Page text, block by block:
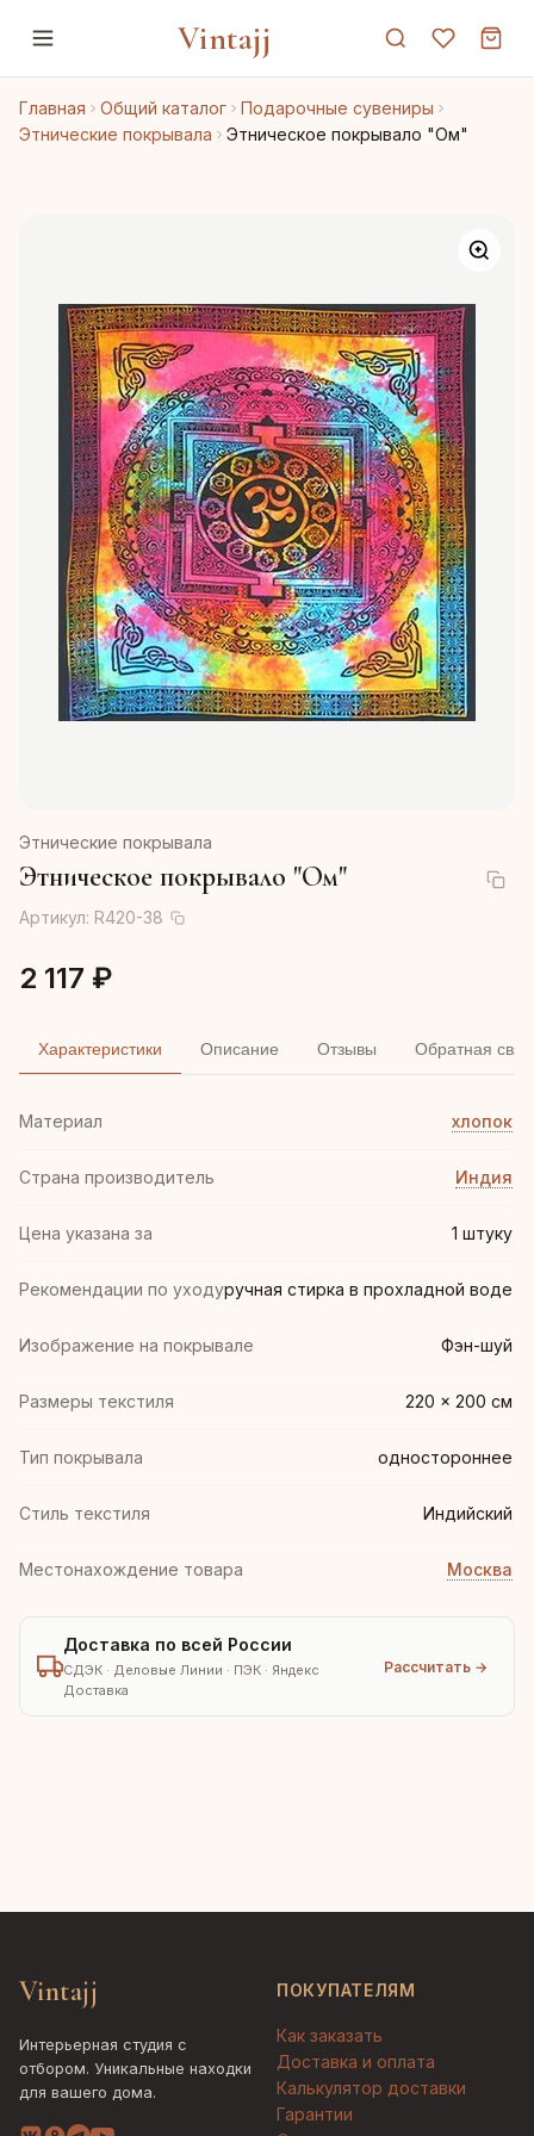
Vintajj
Главная Общий каталог
Подарочные сувениры
Этнические покрывала
Этническое покрывало "Ом"
Этнические покрывала
Этническое покрывало "Ом"
Артикул: R420-38
2 117 ₽
Характеристики Описание Отзывы Обратная
Материал хлопок
Страна производитель Индия
Цена указана за 1 штуку
Рекомендации по уходуручная стирка в прохладной воде
Изображение на покрывале Фэн-шуй
Размеры текстиля 220 × 200 см
Тип покрывала одностороннее
Стиль текстиля Индийский
Местонахождение товара Москва
Доставка по всей России
СДЭК · Деловые Линии · ПЭК · Яндекс
Доставка
Рассчитать →
Vintajj
Интерьерная студия с
отбором. Уникальные находки
для вашего дома.
ПОКУПАТЕЛЯМ
Как заказать
Доставка и оплата
Калькулятор доставки
Гарантии